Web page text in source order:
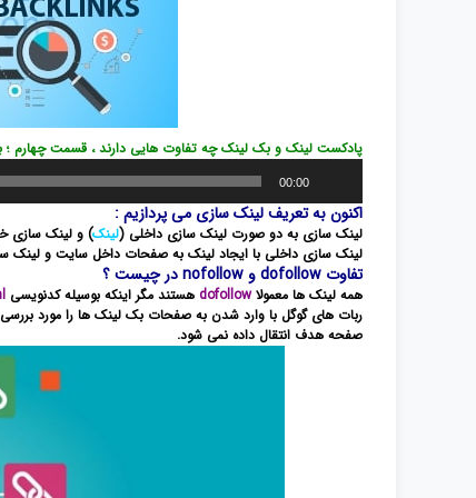
پادکست لینک و بک لینک چه تفاوت هایی دارند ، قسمت چهارم ؛
پخش‌کننده
صوت
00:00
اکنون به تعریف لینک سازی می پردازیم :
لینک سازی به دو صورت لینک سازی داخلی (لینک) و لینک سازی
لینک سازی داخلی با ایجاد لینک به صفحات داخل سایت و
تفاوت dofollow و nofollow در چیست ؟
همه لینک ها معمولاdofollow هستند مگر اینکه بوسیله کدنویسی
ربات های گوگل با وارد شدن به صفحات بک لینک ها را مورد
صفحه هدف انتقال داده نمی شود.